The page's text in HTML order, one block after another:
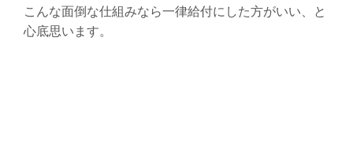
こんな面倒な仕組みなら一律給付にした方がいい、と
心底思います。